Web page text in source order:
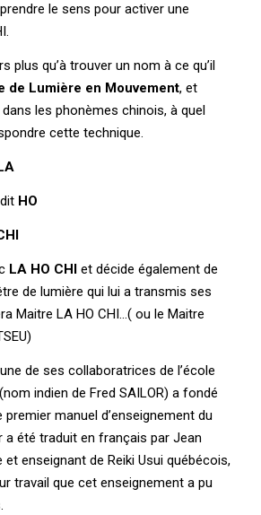
le sens pour activer une
plus qu’à trouver un nom à ce qu’il
de Lumière en Mouvement, et
dans les phonèmes chinois, à quel
cette technique.
HO
LA HO CHI et décide également de
de lumière qui lui a transmis ses
Maitre LA HO CHI…( ou le Maitre
de ses collaboratrices de l’école
indien de Fred SAILOR) a fondé
premier manuel d’enseignement du
a été traduit en français par Jean
enseignant de Reiki Usui québécois,
travail que cet enseignement a pu